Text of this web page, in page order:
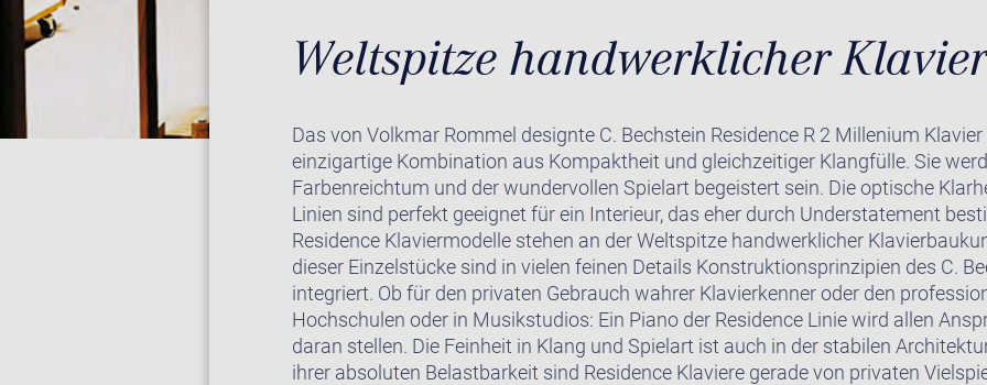
Weltspitze handwerklicher
Das von Volkmar Rommel designte C. Bechstein Residence R 2 Millenium
einzigartige Kombination aus Kompaktheit und gleichzeitiger Klangfülle. Sie
Farbenreichtum und der wundervollen Spielart begeistert sein. Die optische
Linien sind perfekt geeignet für ein Interieur, das eher durch Understatement
Residence Klaviermodelle stehen an der Weltspitze handwerklicher
dieser Einzelstücke sind in vielen feinen Details Konstruktionsprinzipien des C.
integriert. Ob für den privaten Gebrauch wahrer Klavierkenner oder den
Hochschulen oder in Musikstudios: Ein Piano der Residence Linie wird allen
daran stellen. Die Feinheit in Klang und Spielart ist auch in der stabilen
ihrer absoluten Belastbarkeit sind Residence Klaviere gerade von privaten